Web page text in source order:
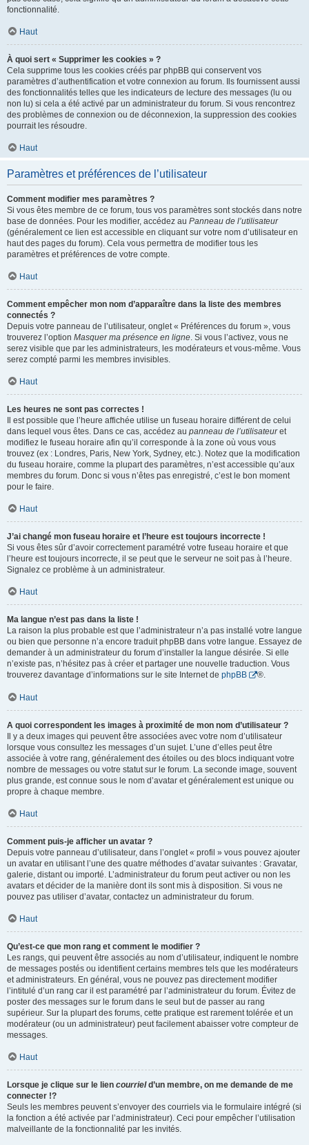
fonctionnalité.
Haut
À quoi sert « Supprimer les cookies » ?
Cela supprime tous les cookies créés par phpBB qui conservent vos
paramètres d’authentification et votre connexion au forum. Ils fournissent aussi
des fonctionnalités telles que les indicateurs de lecture des messages (lu ou
non lu) si cela a été activé par un administrateur du forum. Si vous rencontrez
des problèmes de connexion ou de déconnexion, la suppression des cookies
pourrait les résoudre.
Haut
Paramètres et préférences de l’utilisateur
Comment modifier mes paramètres ?
Si vous êtes membre de ce forum, tous vos paramètres sont stockés dans notre
base de données. Pour les modifier, accédez au Panneau de l’utilisateur
(généralement ce lien est accessible en cliquant sur votre nom d’utilisateur en
haut des pages du forum). Cela vous permettra de modifier tous les
paramètres et préférences de votre compte.
Haut
Comment empêcher mon nom d’apparaître dans la liste des membres
connectés ?
Depuis votre panneau de l’utilisateur, onglet « Préférences du forum », vous
trouverez l’option Masquer ma présence en ligne. Si vous l’activez, vous ne
serez visible que par les administrateurs, les modérateurs et vous-même. Vous
serez compté parmi les membres invisibles.
Haut
Les heures ne sont pas correctes !
Il est possible que l’heure affichée utilise un fuseau horaire différent de celui
dans lequel vous êtes. Dans ce cas, accédez au panneau de l’utilisateuret
modifiez le fuseau horaire afin qu’il corresponde à la zone où vous vous
trouvez (ex : Londres, Paris, New York, Sydney, etc.). Notez que la modification
du fuseau horaire, comme la plupart des paramètres, n’est accessible qu’aux
membres du forum. Donc si vous n’êtes pas enregistré, c’est le bon moment
pour le faire.
Haut
J’ai changé mon fuseau horaire et l’heure est toujours incorrecte !
Si vous êtes sûr d’avoir correctement paramétré votre fuseau horaire et que
l’heure est toujours incorrecte, il se peut que le serveur ne soit pas à l’heure.
Signalez ce problème à un administrateur.
Haut
Ma langue n’est pas dans la liste !
La raison la plus probable est que l’administrateur n’a pas installé votre langue
ou bien que personne n’a encore traduit phpBB dans votre langue. Essayez de
demander à un administrateur du forum d’installer la langue désirée. Si elle
n’existe pas, n’hésitez pas à créer et partager une nouvelle traduction. Vous
trouverez davantage d’informations sur le site Internet de phpBB ®.
Haut
A quoi correspondent les images à proximité de mon nom d’utilisateur ?
Il y a deux images qui peuvent être associées avec votre nom d’utilisateur
lorsque vous consultez les messages d’un sujet. L’une d’elles peut être
associée à votre rang, généralement des étoiles ou des blocs indiquant votre
nombre de messages ou votre statut sur le forum. La seconde image, souvent
plus grande, est connue sous le nom d’avatar et généralement est unique ou
propre à chaque membre.
Haut
Comment puis-je afficher un avatar ?
Depuis votre panneau d’utilisateur, dans l’onglet « profil » vous pouvez ajouter
un avatar en utilisant l’une des quatre méthodes d’avatar suivantes : Gravatar,
galerie, distant ou importé. L’administrateur du forum peut activer ou non les
avatars et décider de la manière dont ils sont mis à disposition. Si vous ne
pouvez pas utiliser d’avatar, contactez un administrateur du forum.
Haut
Qu’est-ce que mon rang et comment le modifier ?
Les rangs, qui peuvent être associés au nom d’utilisateur, indiquent le nombre
de messages postés ou identifient certains membres tels que les modérateurs
et administrateurs. En général, vous ne pouvez pas directement modifier
l’intitulé d’un rang car il est paramétré par l’administrateur du forum. Évitez de
poster des messages sur le forum dans le seul but de passer au rang
supérieur. Sur la plupart des forums, cette pratique est rarement tolérée et un
modérateur (ou un administrateur) peut facilement abaisser votre compteur de
messages.
Haut
Lorsque je clique sur le lien courrield’un membre, on me demande de me
connecter !?
Seuls les membres peuvent s’envoyer des courriels via le formulaire intégré (si
la fonction a été activée par l’administrateur). Ceci pour empêcher l’utilisation
malveillante de la fonctionnalité par les invités.